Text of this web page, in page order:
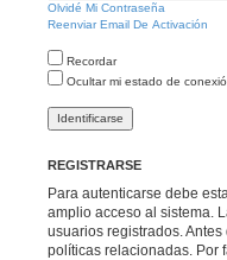
Olvidé Mi Contraseña
Reenviar Email De Activación
Recordar
Ocultar mi estado de
REGISTRARSE
Para autenticarse debe
amplio acceso al sistema.
usuarios registrados.
políticas relacionadas. Por